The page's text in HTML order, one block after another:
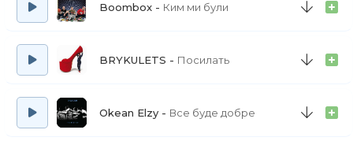
Boombox Ким ми були
BRYKULETS Посилать
Okean Elzy Все буде добре